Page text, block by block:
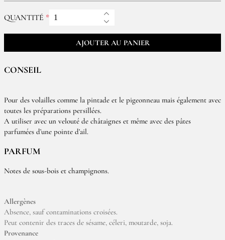
QUANTITÉ
AJOUTER AU PANIER
CONSEIL
Pour des volailles comme la pintade et le pigeonneau mais également avec
toutes les préparations persillées.
A utiliser avec un velouté de châtaignes et même avec des pâtes
parfumées d’une pointe d’ail.
PARFUM
Notes de sous-bois et champignons.
Allergènes
Absence, sauf contaminations croisées.
Peut contenir des traces de sésame, céleri, moutarde, soja.
Provenance